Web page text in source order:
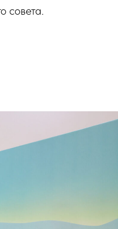
совета.